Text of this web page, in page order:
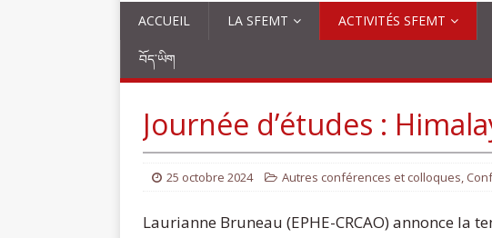
ACCUEIL LA SFEMT ACTIVITÉS SFEMT
བོད་ཡིག
Journée d’études :
25 octobre 2024 Autres conférences et colloques,
Laurianne Bruneau (EPHE-CRCAO) annonce la